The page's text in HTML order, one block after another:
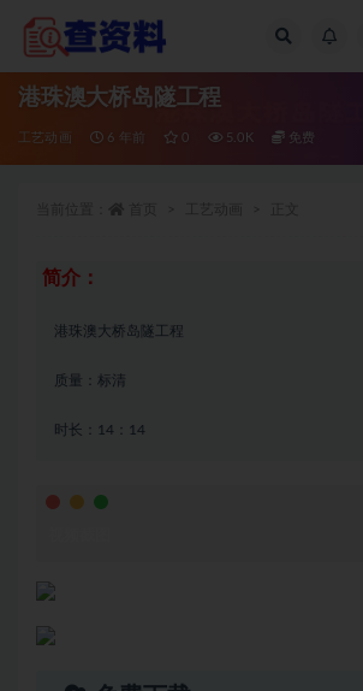
港珠澳大桥岛隧工程
工艺动画 6 年前 0 5.0K 免费
简介：
港珠澳大桥岛隧工程
质量：标清
时长：14：14